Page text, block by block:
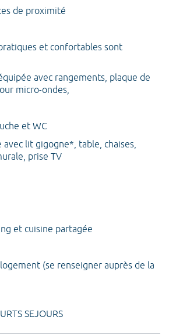
de proximité
et confortables sont
avec rangements, plaque de
micro-ondes,
et WC
avec lit gigogne*, table, chaises,
prise TV
et cuisine partagée
(se renseigner auprès de la
SEJOURS